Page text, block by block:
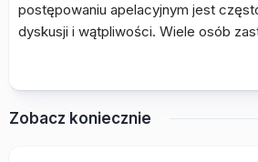
postępowaniu apelacyjnym jest
dyskusji i wątpliwości. Wiele osób
Zobacz koniecznie